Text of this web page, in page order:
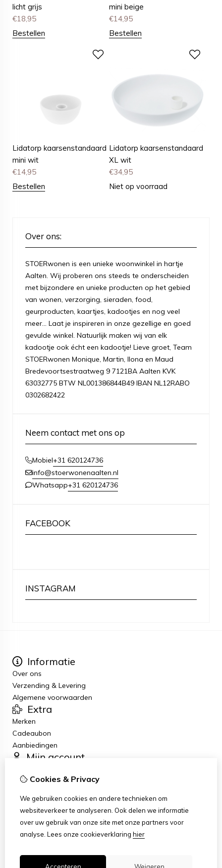
licht grijs
€18,95
Bestellen
mini beige
€14,95
Bestellen
Lidatorp kaarsenstandaard
mini wit
€14,95
Bestellen
Lidatorp kaarsenstandaard
XL wit
€34,95
Niet op voorraad
Over ons:
STOERwonen is een unieke woonwinkel in hartje
Aalten. Wij proberen ons steeds te onderscheiden
met bijzondere en unieke producten op het gebied
van wonen, verzorging, sieraden, food,
geurproducten, kaartjes, kadootjes en nog veel
meer... Laat je inspireren in onze gezellige en goed
gevulde winkel. Natuurlijk maken wij van elk
kadootje ook écht een kadootje! Lieve groet, Team
STOERwonen Monique, Martin, Ilona en Maud
Bredevoortsestraatweg 9 7121BA Aalten KVK
63032775 BTW NL001386844B49 IBAN NL12RABO
0302682422
Neem contact met ons op
Mobiel+31 620124736
info@stoerwonenaalten.nl
Whatsapp+31 620124736
FACEBOOK
INSTAGRAM
Informatie
Over ons
Verzending & Levering
Algemene voorwaarden
Extra
Merken
Cadeaubon
Aanbiedingen
Mijn account
Bestelhistorie
Nieuwsbrief
Klantenservice
Sitemap
Cookies & Privacy
We gebruiken cookies en andere technieken om
websiteverkeer te analyseren. Ook delen we informatie
over uw gebruik van onze site met onze partners voor
analyse. Lees onze cookieverklaring hier